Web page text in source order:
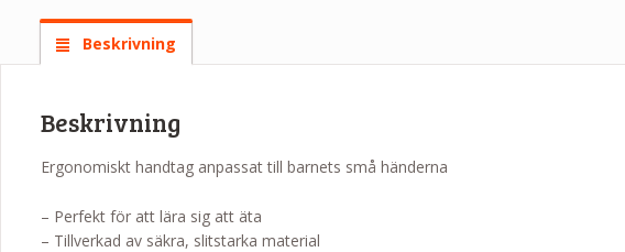
Beskrivning
Beskrivning
Ergonomiskt handtag anpassat till barnets små händerna
– Perfekt för att lära sig att äta
– Tillverkad av säkra, slitstarka material